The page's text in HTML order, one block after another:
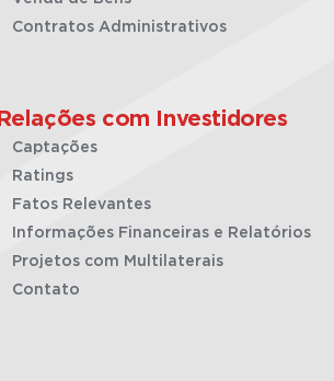
Contratos Administrativos
Relações com Investidores
Captações
Ratings
Fatos Relevantes
Informações Financeiras e Relatórios
Projetos com Multilaterais
Contato